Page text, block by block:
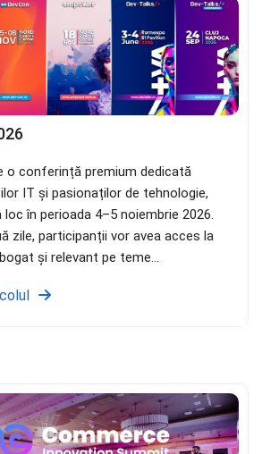
o conferință premium dedicată
IT și pasionaților de tehnologie,
loc în perioada 4–5 noiembrie 2026.
zile, participanții vor avea acces la
și relevant pe teme...